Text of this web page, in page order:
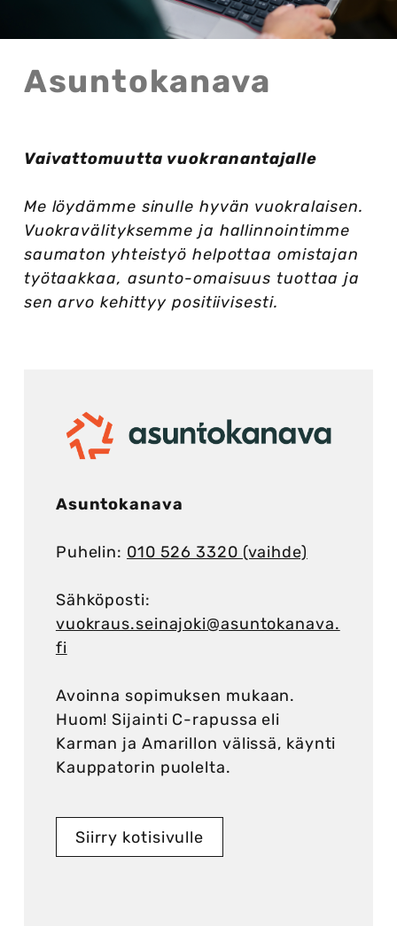
Asuntokanava
Vaivattomuutta vuokranantajalle
Me löydämme sinulle hyvän vuokralaisen.
Vuokravälityksemme ja hallinnointimme
saumaton yhteistyö helpottaa omistajan
työtaakkaa, asunto-omaisuus tuottaa ja
sen arvo kehittyy positiivisesti.
Asuntokanava
Puhelin: 010 526 3320 (vaihde)
Sähköposti:
vuokraus.seinajoki@asuntokanava.
fi
Avoinna sopimuksen mukaan.
Huom! Sijainti C-rapussa eli
Karman ja Amarillon välissä, käynti
Kauppatorin puolelta.
Siirry kotisivulle